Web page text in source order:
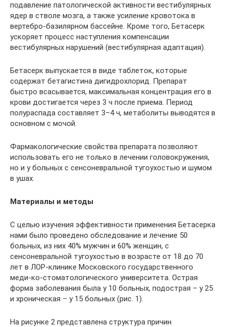
подавление патологической активности вестибулярных
ядер в стволе мозга, а также усиление кровотока в
вертебро-базилярном бассейне. Кроме того, Бетасерк
ускоряет процесс наступления компенсации
вестибулярных нарушений (вестибулярная адаптация).
Бетасерк выпускается в виде таблеток, которые
содержат бетагистина дигидрохлорид. Препарат
быстро всасывается, максимальная концентрация его в
крови достигается через 3 ч после приема. Период
полураспада составляет 3–4 ч, метаболиты выводятся в
основном с мочой.
Фармакологические свойства препарата позволяют
использовать его не только в лечении головокружения,
но и у больных с сенсоневральной тугоухостью и шумом
в ушах.
Материалы и методы
С целью изучения эффективности применения Бетасерка
нами было проведено обследование и лечение 50
больных, из них 40% мужчин и 60% женщин, с
сенсоневральной тугоухостью в возрасте от 18 до 70
лет в ЛОР-клинике Московского государственного
меди-ко-стоматологического университета. Острая
форма заболевания была у 10 больных, подострая – у 25
и хроническая – у 15 больных (рис. 1).
На рисунке 2 представлена структура причин